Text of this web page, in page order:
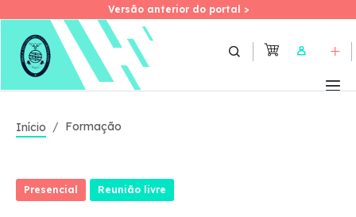
Skip
Versão anterior do portal >
Versão anterior do portal >
User
Início Formação
Presencial Reunião livre